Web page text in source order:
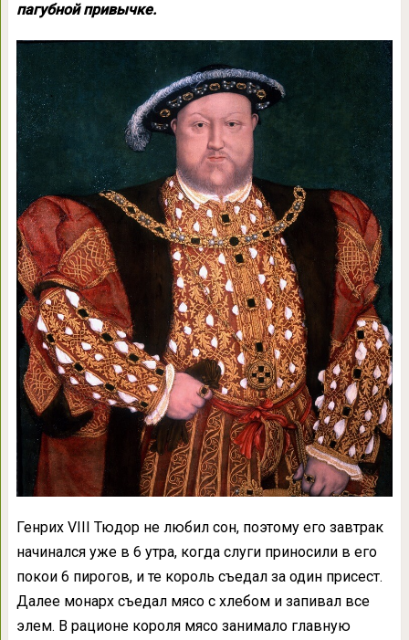
пагубной привычке.
Генрих VIII Тюдор не любил сон, поэтому его завтрак
начинался уже в 6 утра, когда слуги приносили в его
покои 6 пирогов, и те король съедал за один присест.
Далее монарх съедал мясо с хлебом и запивал все
элем. В рационе короля мясо занимало главную